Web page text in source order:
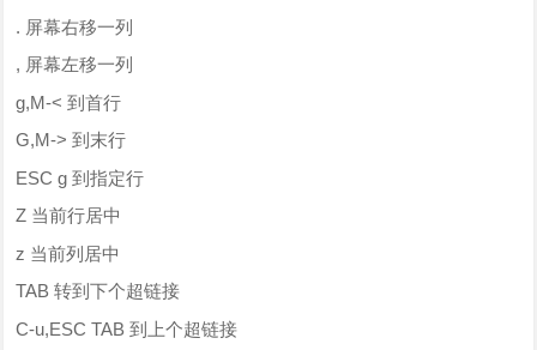
. 屏幕右移一列
, 屏幕左移一列
g,M-< 到首行
G,M-> 到末行
ESC g 到指定行
Z 当前行居中
z 当前列居中
TAB 转到下个超链接
C-u,ESC TAB 到上个超链接